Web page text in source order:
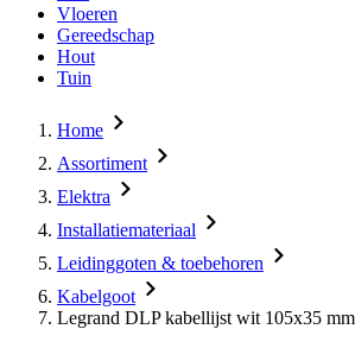
Vloeren
Gereedschap
Hout
Tuin
Home
Assortiment
Elektra
Installatiemateriaal
Leidinggoten & toebehoren
Kabelgoot
Legrand DLP kabellijst wit 105x35